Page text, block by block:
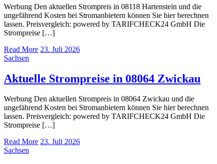
Werbung Den aktuellen Strompreis in 08118 Hartenstein und die
ungefährend Kosten bei Stromanbietern können Sie hier berechnen
lassen. Preisvergleich: powered by TARIFCHECK24 GmbH Die
Strompreise […]
Read More 23. Juli 2026
Sachsen
Aktuelle Strompreise in 08064 Zwickau
Werbung Den aktuellen Strompreis in 08064 Zwickau und die
ungefährend Kosten bei Stromanbietern können Sie hier berechnen
lassen. Preisvergleich: powered by TARIFCHECK24 GmbH Die
Strompreise […]
Read More 23. Juli 2026
Sachsen